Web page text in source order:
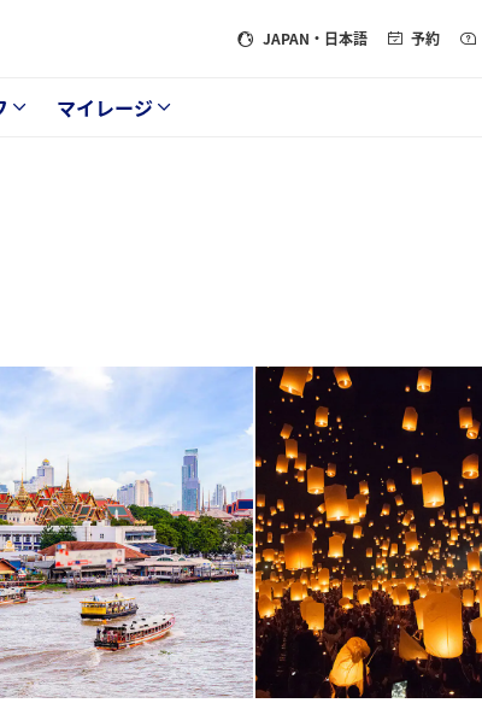
JAPAN ・日本語 予約
マイレージ